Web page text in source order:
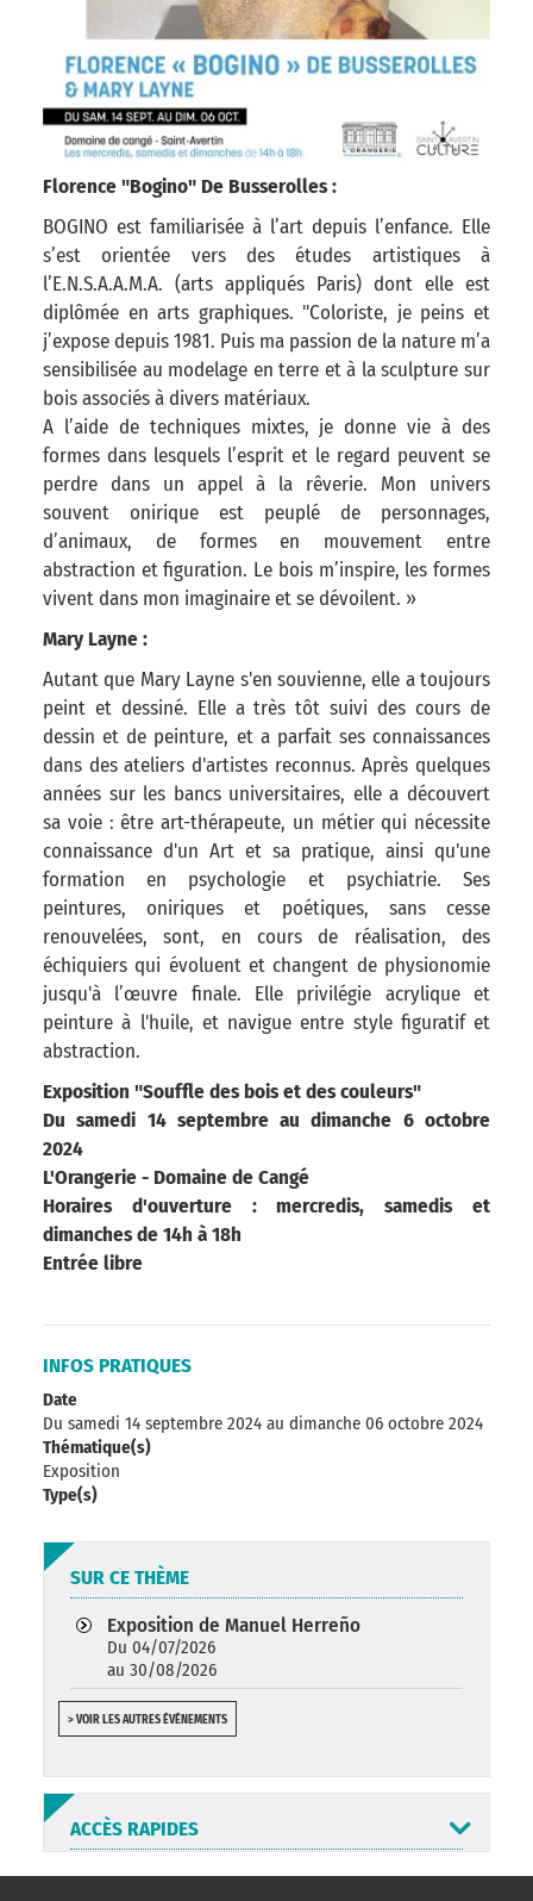
Florence "Bogino" De Busserolles :
BOGINO est familiarisée à l’art depuis l’enfance. Elle
s’est orientée vers des études artistiques à
l’E.N.S.A.A.M.A. (arts appliqués Paris) dont elle est
diplômée en arts graphiques. "Coloriste, je peins et
j’expose depuis 1981. Puis ma passion de la nature m’a
sensibilisée au modelage en terre et à la sculpture sur
bois associés à divers matériaux.
A l’aide de techniques mixtes, je donne vie à des
formes dans lesquels l’esprit et le regard peuvent se
perdre dans un appel à la rêverie. Mon univers
souvent onirique est peuplé de personnages,
d’animaux, de formes en mouvement entre
abstraction et figuration. Le bois m’inspire, les formes
vivent dans mon imaginaire et se dévoilent. »
Mary Layne :
Autant que Mary Layne s'en souvienne, elle a toujours
peint et dessiné. Elle a très tôt suivi des cours de
dessin et de peinture, et a parfait ses connaissances
dans des ateliers d'artistes reconnus. Après quelques
années sur les bancs universitaires, elle a découvert
sa voie : être art-thérapeute, un métier qui nécessite
connaissance d'un Art et sa pratique, ainsi qu'une
formation en psychologie et psychiatrie. Ses
peintures, oniriques et poétiques, sans cesse
renouvelées, sont, en cours de réalisation, des
échiquiers qui évoluent et changent de physionomie
jusqu'à l’œuvre finale. Elle privilégie acrylique et
peinture à l'huile, et navigue entre style figuratif et
abstraction.
Exposition "Souffle des bois et des couleurs"
Du samedi 14 septembre au dimanche 6 octobre
2024
L'Orangerie - Domaine de Cangé
Horaires d'ouverture : mercredis, samedis et
dimanches de 14h à 18h
Entrée libre
INFOS PRATIQUES
Date
Du samedi 14 septembre 2024 au dimanche 06 octobre 2024
Thématique(s)
Exposition
Type(s)
SUR CE THÈME
Exposition de Manuel Herreño
Du 04/07/2026
au 30/08/2026
> VOIR LES AUTRES ÉVÉNEMENTS
ACCÈS RAPIDES